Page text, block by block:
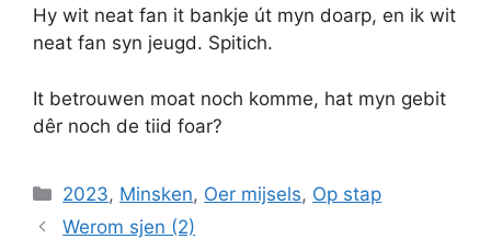
Hy wit neat fan it bankje út myn doarp, en ik wit
neat fan syn jeugd. Spitich.
It betrouwen moat noch komme, hat myn gebit
dêr noch de tiid foar?
Categories
2023, Minsken, Oer mijsels, Op stap
Werom sjen (2)